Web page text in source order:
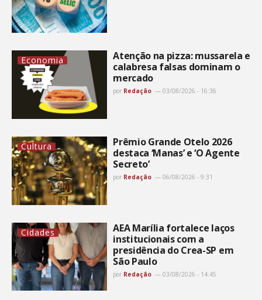
Economia
Atenção na pizza: mussarela e
calabresa falsas dominam o
mercado
por Redação 03/08/2026 - 16:36
Cultura
Prêmio Grande Otelo 2026
destaca ‘Manas’ e ‘O Agente
Secreto’
por Redação 06/08/2026 - 9:31
Cidades
AEA Marília fortalece laços
institucionais com a
presidência do Crea-SP em
São Paulo
por Redação 03/08/2026 - 14:45